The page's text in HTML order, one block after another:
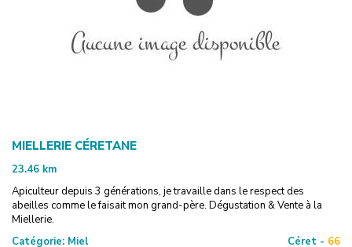
MIELLERIE CÉRETANE
23.46 km
Apiculteur depuis 3 générations, je travaille dans le respect des
abeilles comme le faisait mon grand-père. Dégustation & Vente à la
Miellerie.
Catégorie: Miel Céret - 66